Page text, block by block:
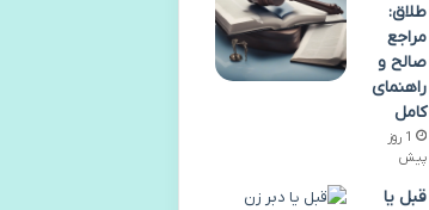
طلاق:
مراجع
صالح و
راهنمای
کامل
1 روز
پیش
قبل یا